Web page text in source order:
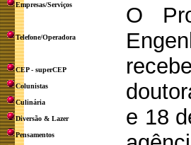
Empresas/Serviços
Telefone/Operadora
CEP - superCEP
Colunistas
Culinária
Diversão & Lazer
Pensamentos
O
e 18